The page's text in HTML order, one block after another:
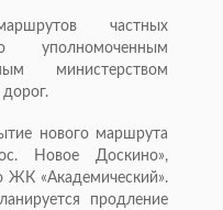
частных
уполномоченным
министерством
нового маршрута
Новое Доскино»,
ЖК «Академический».
продление